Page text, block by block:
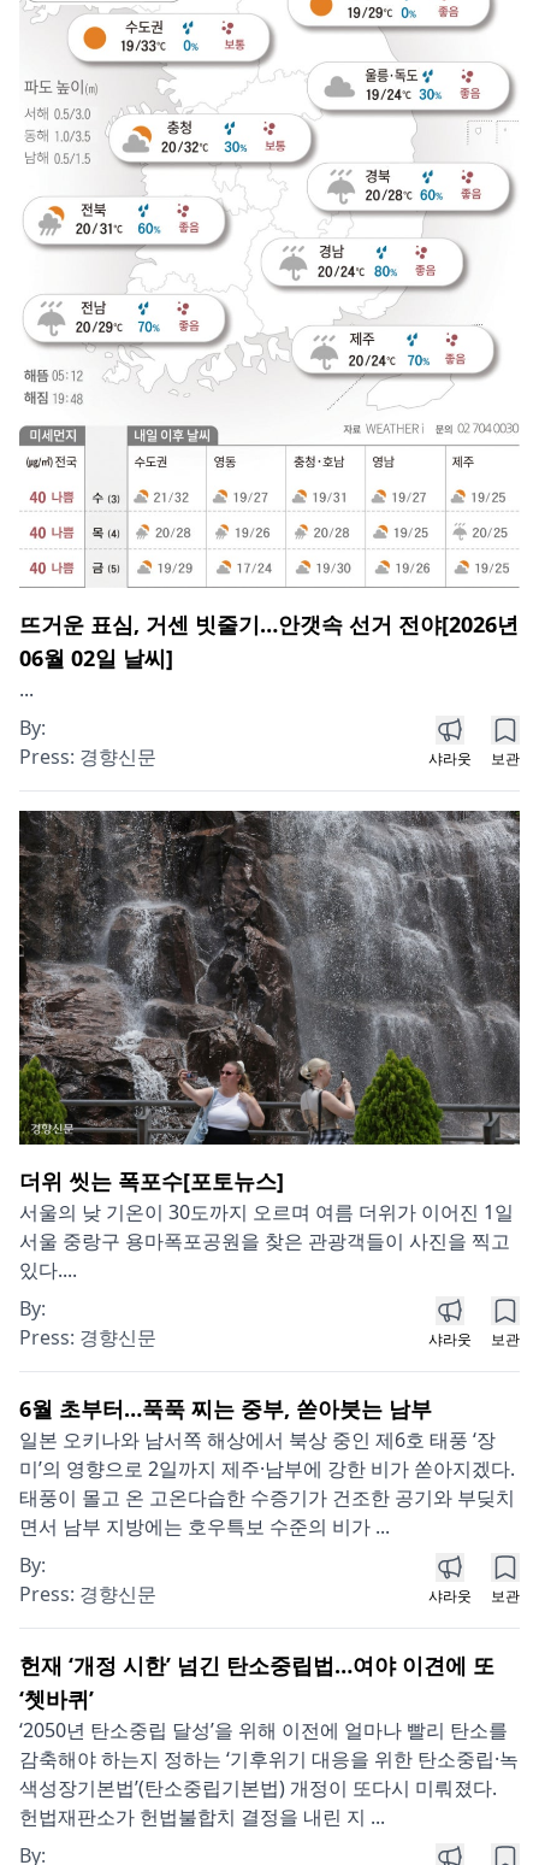
뜨거운 표심, 거센 빗줄기…안갯속 선거 전야[2026년
06월 02일 날씨]
...
By:
Press: 경향신문 샤라웃 보관
더위 씻는 폭포수[포토뉴스]
서울의 낮 기온이 30도까지 오르며 여름 더위가 이어진 1일
서울 중랑구 용마폭포공원을 찾은 관광객들이 사진을 찍고
있다....
By:
Press: 경향신문 샤라웃 보관
6월 초부터…푹푹 찌는 중부, 쏟아붓는 남부
일본 오키나와 남서쪽 해상에서 북상 중인 제6호 태풍 ‘장
미’의 영향으로 2일까지 제주·남부에 강한 비가 쏟아지겠다.
태풍이 몰고 온 고온다습한 수증기가 건조한 공기와 부딪치
면서 남부 지방에는 호우특보 수준의 비가 ...
By:
Press: 경향신문 샤라웃 보관
헌재 ‘개정 시한’ 넘긴 탄소중립법…여야 이견에 또
‘쳇바퀴’
‘2050년 탄소중립 달성’을 위해 이전에 얼마나 빨리 탄소를
감축해야 하는지 정하는 ‘기후위기 대응을 위한 탄소중립·녹
색성장기본법’(탄소중립기본법) 개정이 또다시 미뤄졌다.
헌법재판소가 헌법불합치 결정을 내린 지 ...
By: